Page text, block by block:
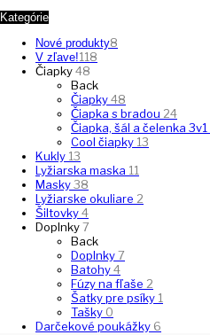
Kategórie
Nové produkty8
V zľave!118
Čiapky48
Back
Čiapky48
Čiapka s bradou 24
Čiapka, šál a čelenka 3v1
Cool čiapky 13
Kukly 13
Lyžiarska maska 11
Masky38
Lyžiarske okuliare 2
Šiltovky4
Doplnky7
Back
Doplnky7
Batohy4
Fúzy na fľaše 2
Šatky pre psíky 1
Tašky 0
Darčekové poukážky 6